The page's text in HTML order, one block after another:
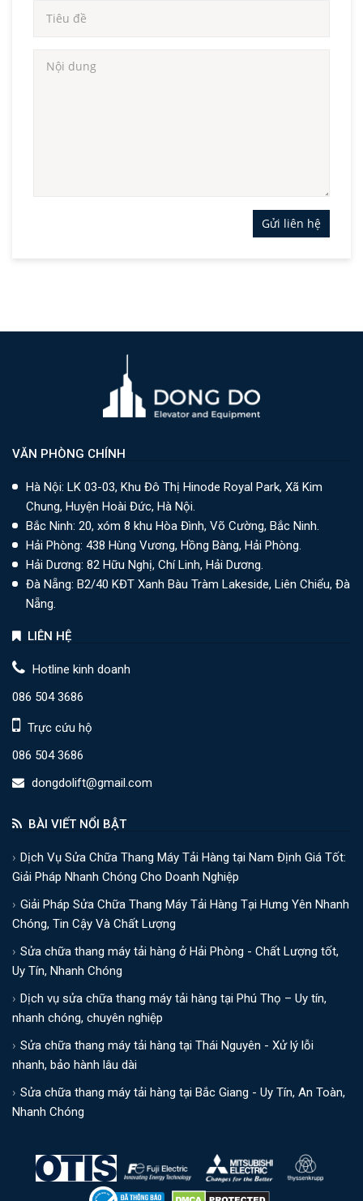
Gửi liên hệ
VĂN PHÒNG CHÍNH
Hà Nội: LK 03-03, Khu Đô Thị Hinode Royal Park, Xã Kim
Chung, Huyện Hoài Đức, Hà Nội.
Bắc Ninh: 20, xóm 8 khu Hòa Đình, Võ Cường, Bắc Ninh.
Hải Phòng: 438 Hùng Vương, Hồng Bàng, Hải Phòng.
Hải Dương: 82 Hữu Nghị, Chí Linh, Hải Dương.
Đà Nẵng: B2/40 KĐT Xanh Bàu Tràm Lakeside, Liên Chiểu, Đà
Nẵng.
LIÊN HỆ
Hotline kinh doanh
086 504 3686
Trực cứu hộ
086 504 3686
dongdolift@gmail.com
BÀI VIẾT NỔI BẬT
Dịch Vụ Sửa Chữa Thang Máy Tải Hàng tại Nam Định Giá Tốt:
Giải Pháp Nhanh Chóng Cho Doanh Nghiệp
Giải Pháp Sửa Chữa Thang Máy Tải Hàng Tại Hưng Yên Nhanh
Chóng, Tin Cậy Và Chất Lượng
Sửa chữa thang máy tải hàng ở Hải Phòng - Chất Lượng tốt,
Uy Tín, Nhanh Chóng
Dịch vụ sửa chữa thang máy tải hàng tại Phú Thọ – Uy tín,
nhanh chóng, chuyên nghiệp
Sửa chữa thang máy tải hàng tại Thái Nguyên - Xử lý lỗi
nhanh, bảo hành lâu dài
Sửa chữa thang máy tải hàng tại Bắc Giang - Uy Tín, An Toàn,
Nhanh Chóng